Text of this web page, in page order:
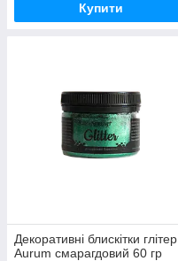
Купити
Декоративні блискітки глітер
Aurum смарагдовий 60 гр